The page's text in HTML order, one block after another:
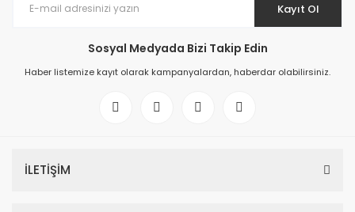
Kayıt Ol
Sosyal Medyada Bizi Takip Edin
Haber listemize kayıt olarak kampanyalardan, haberdar olabilirsiniz.
İLETİŞİM